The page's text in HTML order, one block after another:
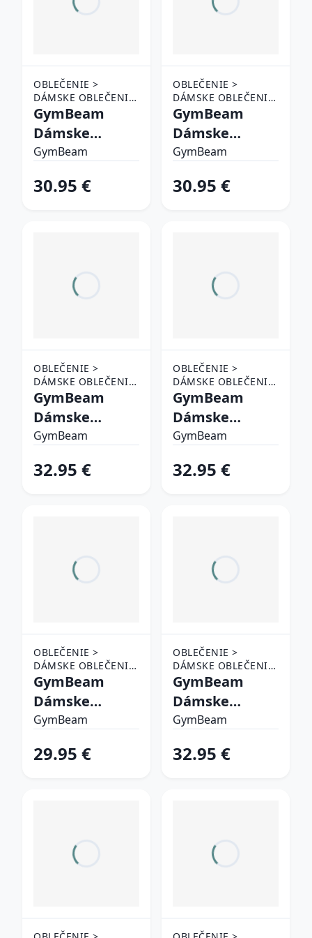
OBLEČENIE >
DÁMSKE OBLEČENIE
> TEPLÁKY A
NOHAVICE
GymBeam
Dámske
tepláky Aura
XS
GymBeam
30.95 €
OBLEČENIE >
DÁMSKE OBLEČENIE
> TEPLÁKY A
NOHAVICE
GymBeam
Dámske
tepláky Aura
GymBeam
30.95 €
OBLEČENIE >
DÁMSKE OBLEČENIE
> TEPLÁKY A
NOHAVICE
GymBeam
Dámske
tepláky
Eclipse XS
GymBeam
32.95 €
OBLEČENIE >
DÁMSKE OBLEČENIE
> TEPLÁKY A
NOHAVICE
GymBeam
Dámske
tepláky Varsity
GymBeam
32.95 €
OBLEČENIE >
DÁMSKE OBLEČENIE
> TEPLÁKY A
NOHAVICE
GymBeam
Dámske
tepláky
GymBeam
29.95 €
OBLEČENIE >
DÁMSKE OBLEČENIE
> TEPLÁKY A
NOHAVICE
GymBeam
Dámske
tepláky
Cloud S
GymBeam
32.95 €